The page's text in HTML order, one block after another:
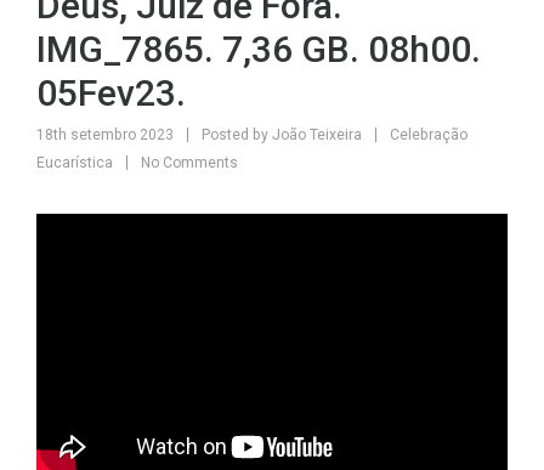
IMG_7865. 7,36 GB. 08h00.
05Fev23.
18th setembro 2023 Posted by João Teixeira
Celebração
Eucarística
No Comments